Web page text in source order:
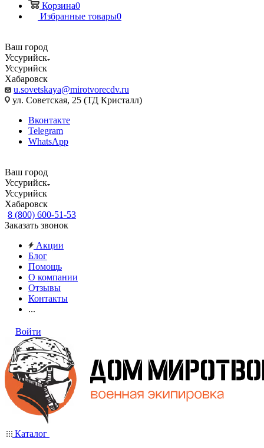
Корзина0
Избранные товары0
Ваш город
Уссурийск
Уссурийск
Хабаровск
u.sovetskaya@mirotvorecdv.ru
ул. Советская, 25 (ТД Кристалл)
Вконтакте
Telegram
WhatsApp
Ваш город
Уссурийск
Уссурийск
Хабаровск
8 (800) 600-51-53
Заказать звонок
Акции
Блог
Помощь
О компании
Отзывы
Контакты
...
Войти
Каталог